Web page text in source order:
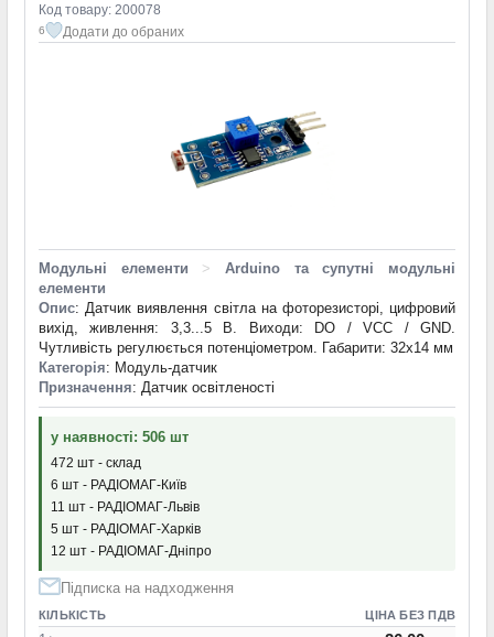
Код товару: 200078
6 Додати до обраних
Модульні елементи >
Arduino та супутні модульні
елементи
Опис: Датчик виявлення світла на фоторезисторі, цифровий
вихід, живлення: 3,3...5 В. Виходи: DO / VCC / GND.
Чутливість регулюється потенціометром. Габарити: 32x14 мм
Категорія: Модуль-датчик
Призначення: Датчик освітленості
у наявності: 506 шт
472 шт - склад
6 шт - РАДІОМАГ-Київ
11 шт - РАДІОМАГ-Львів
5 шт - РАДІОМАГ-Харків
12 шт - РАДІОМАГ-Дніпро
Підписка на надходження
КІЛЬКІСТЬ ЦІНА БЕЗ ПДВ